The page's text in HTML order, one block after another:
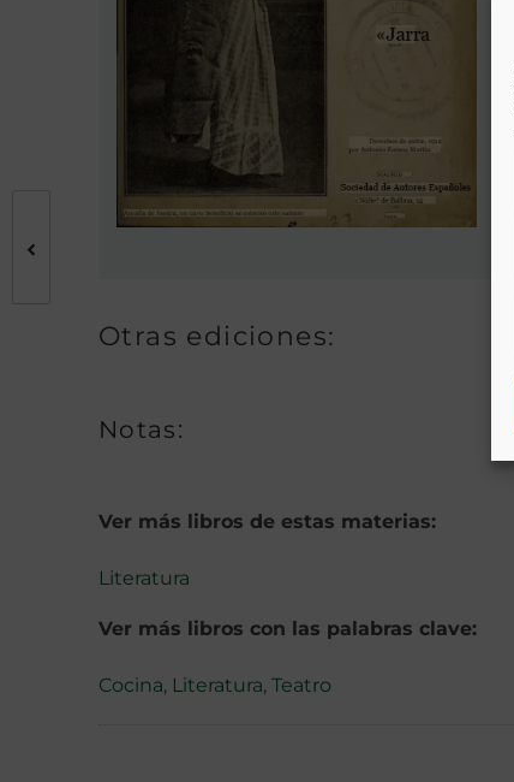
Otras ediciones:
Notas:
Ver más libros de estas materias:
Literatura
Ver más libros con las palabras clave:
Cocina, Literatura, Teatro